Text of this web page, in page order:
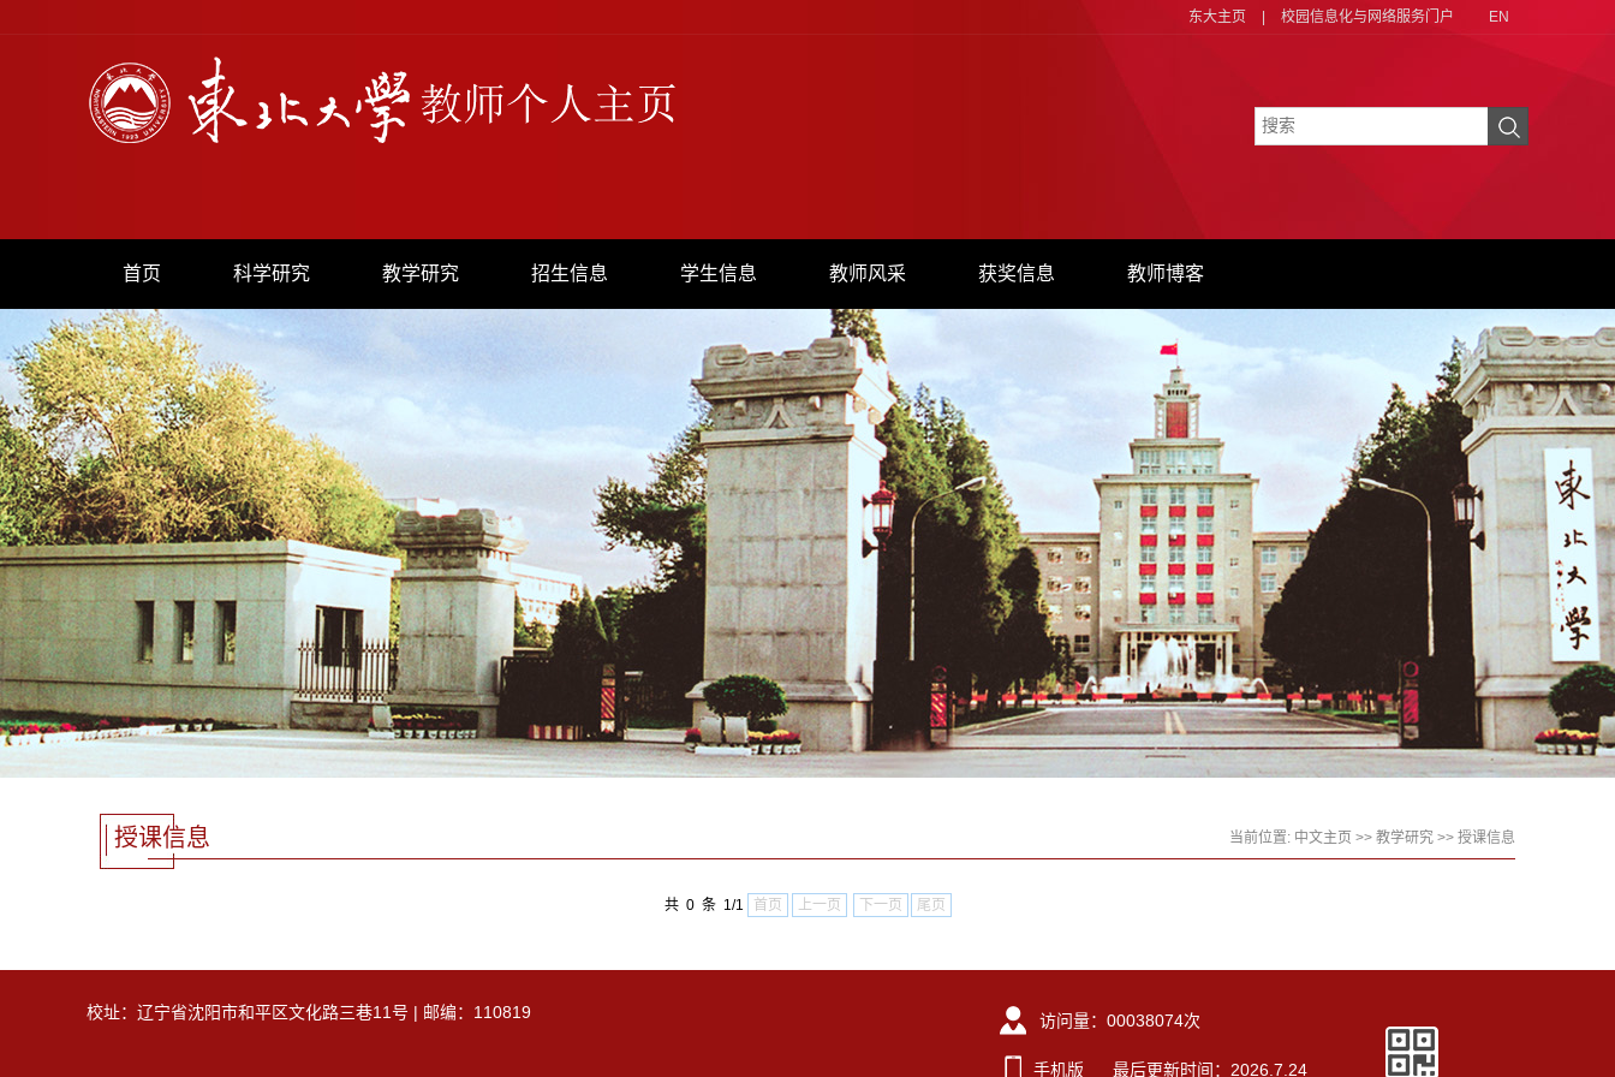
东大主页 校园信息化与网络服务门户 EN
首页 科学研究 教学研究 招生信息 学生信息 教师风采 获奖信息 教师博客
授课信息 当前位置: 中文主页 >> 教学研究 >> 授课信息
共 0 条 1/1 首页 上一页 下一页 尾页
校址：辽宁省沈阳市和平区文化路三巷11号 | 邮编：110819 访问量： 00038074次
手机版 最后更新时间： 2026 7 24